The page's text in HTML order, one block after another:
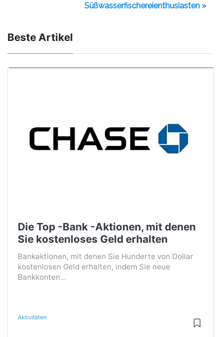
Süßwasserfischereienthusiasten »
Beste Artikel
Die Top -Bank -Aktionen, mit denen
Sie kostenloses Geld erhalten
Bankaktionen, mit denen Sie Hunderte von Dollar
kostenlosen Geld erhalten, indem Sie neue
Bankkonten...
Aktivitäten